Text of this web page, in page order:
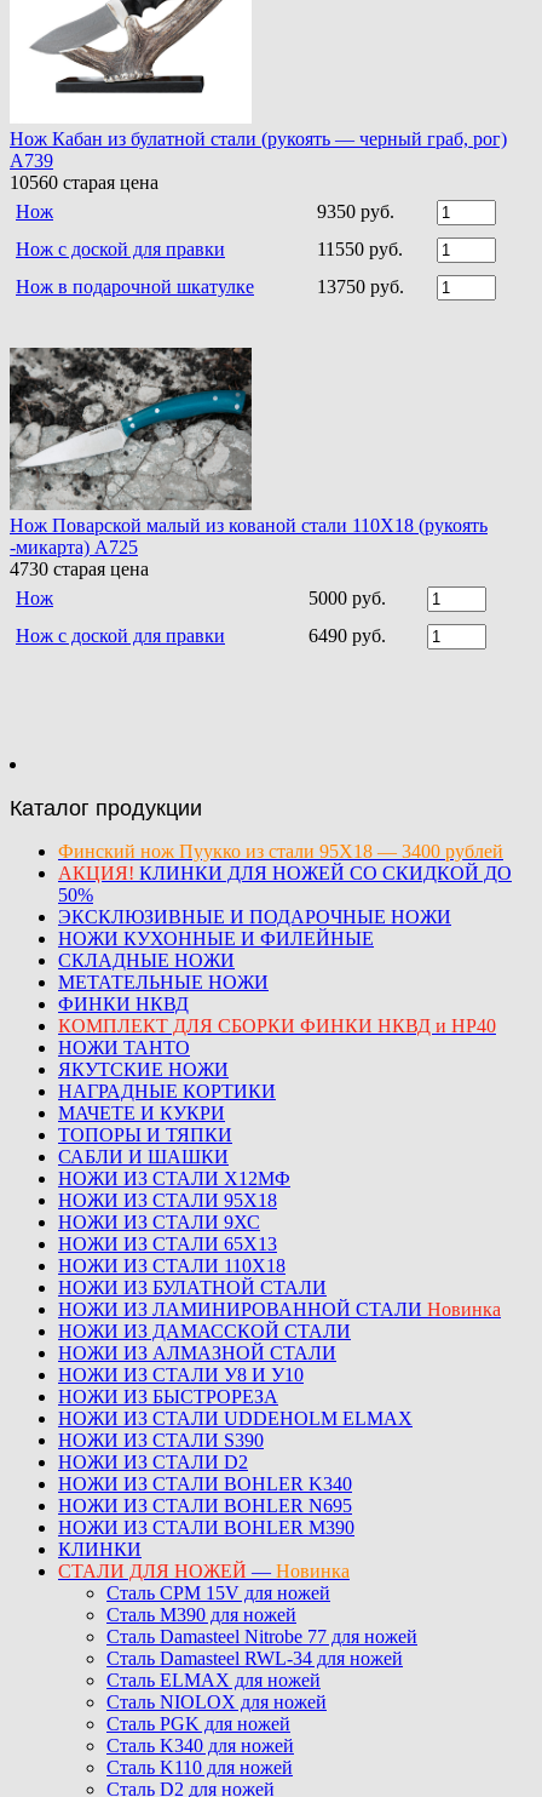
Нож Кабан из булатной стали (рукоять — черный граб, рог)
A739
10560 старая цена
Нож
9350 руб.
Нож с доской для правки
11550 руб.
Нож в подарочной шкатулке
13750 руб.
Нож Поварской малый из кованой стали 110Х18 (рукоять
-микарта) A725
4730 старая цена
Нож
5000 руб.
Нож с доской для правки
6490 руб.
Каталог продукции
Финский нож Пуукко из стали 95Х18 — 3400 рублей
АКЦИЯ! КЛИНКИ ДЛЯ НОЖЕЙ СО СКИДКОЙ ДО
50%
ЭКСКЛЮЗИВНЫЕ И ПОДАРОЧНЫЕ НОЖИ
НОЖИ КУХОННЫЕ И ФИЛЕЙНЫЕ
СКЛАДНЫЕ НОЖИ
МЕТАТЕЛЬНЫЕ НОЖИ
ФИНКИ НКВД
КОМПЛЕКТ ДЛЯ СБОРКИ ФИНКИ НКВД и НР40
НОЖИ ТАНТО
ЯКУТСКИЕ НОЖИ
НАГРАДНЫЕ КОРТИКИ
МАЧЕТЕ И КУКРИ
ТОПОРЫ И ТЯПКИ
САБЛИ И ШАШКИ
НОЖИ ИЗ СТАЛИ Х12МФ
НОЖИ ИЗ СТАЛИ 95Х18
НОЖИ ИЗ СТАЛИ 9ХС
НОЖИ ИЗ СТАЛИ 65Х13
НОЖИ ИЗ СТАЛИ 110Х18
НОЖИ ИЗ БУЛАТНОЙ СТАЛИ
НОЖИ ИЗ ЛАМИНИРОВАННОЙ СТАЛИ Новинка
НОЖИ ИЗ ДАМАССКОЙ СТАЛИ
НОЖИ ИЗ АЛМАЗНОЙ СТАЛИ
НОЖИ ИЗ СТАЛИ У8 И У10
НОЖИ ИЗ БЫСТРОРЕЗА
НОЖИ ИЗ СТАЛИ UDDEHOLM ELMAX
НОЖИ ИЗ СТАЛИ S390
НОЖИ ИЗ СТАЛИ D2
НОЖИ ИЗ СТАЛИ BOHLER K340
НОЖИ ИЗ СТАЛИ BOHLER N695
НОЖИ ИЗ СТАЛИ BOHLER M390
КЛИНКИ
СТАЛИ ДЛЯ НОЖЕЙ — Новинка
Сталь CPM 15V для ножей
Сталь M390 для ножей
Сталь Damasteel Nitrobe 77 для ножей
Сталь Damasteel RWL-34 для ножей
Сталь ELMAX для ножей
Сталь NIOLOX для ножей
Сталь PGK для ножей
Сталь K340 для ножей
Сталь K110 для ножей
Сталь D2 для ножей